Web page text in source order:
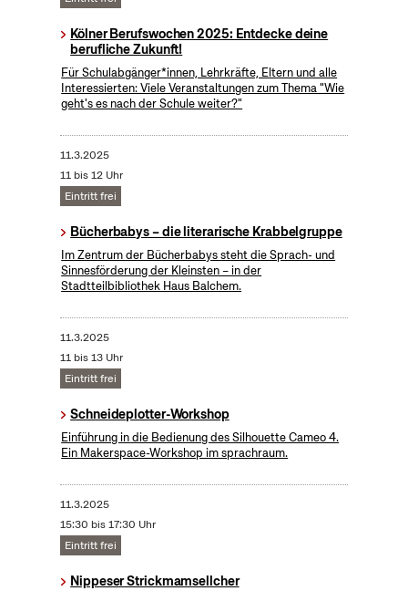
Kölner Berufswochen 2025: Entdecke deine
berufliche Zukunft!
Für Schulabgänger*innen, Lehrkräfte, Eltern und alle
Interessierten: Viele Veranstaltungen zum Thema "Wie
geht's es nach der Schule weiter?"
11.3.2025
11 bis 12 Uhr
Eintritt frei
Bücherbabys – die literarische Krabbelgruppe
Im Zentrum der Bücherbabys steht die Sprach- und
Sinnesförderung der Kleinsten – in der
Stadtteilbibliothek Haus Balchem.
11.3.2025
11 bis 13 Uhr
Eintritt frei
Schneideplotter-Workshop
​Einführung in die Bedienung des Silhouette Cameo 4.
Ein Makerspace-Workshop im sprachraum.
11.3.2025
15:30 bis 17:30 Uhr
Eintritt frei
Nippeser Strickmamsellcher